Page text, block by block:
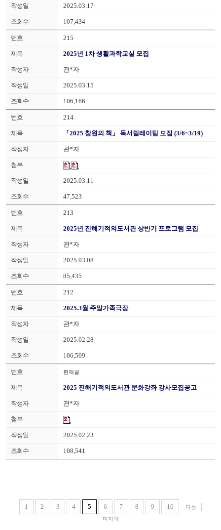
2025.03.17
107,434
215
2025년 1차 생활과학교실 모집
관*자
2025.03.15
106,166
214
「2025 창원의 책」 독서릴레이팀 모집 (3/6~3/19)
관*자
2025.03.11
47,523
213
2025년 진해기적의도서관 상반기 프로그램 모집
관*자
2025.03.08
85,435
212
2025.3월 주말가족극장
관*자
2025.02.28
106,509
현재글
2025 진해기적의도서관 문화강좌 강사모집공고
관*자
2025.02.23
108,541
1 2 3 4 5 6 7 8 9 10
다음
마지막